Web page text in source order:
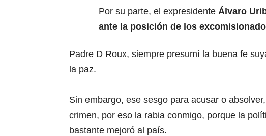
Por su parte, el expresidente Álvaro
ante la posición de los
Padre D Roux, siempre presumí la buena fe
la paz.
Sin embargo, ese sesgo para acusar o
crimen, por eso la rabia conmigo, porque la
bastante mejoró al país.